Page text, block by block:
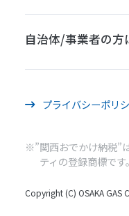
自治体/事業者の方
プライバシーポリ
※”関西おでかけ納税”
ティの登録商標です。
Copyright (C) OSAKA GAS